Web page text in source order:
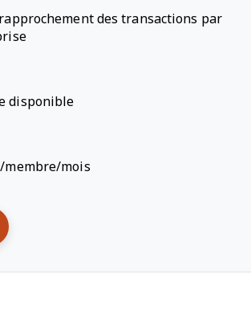
des transactions par
disponible
membre/mois